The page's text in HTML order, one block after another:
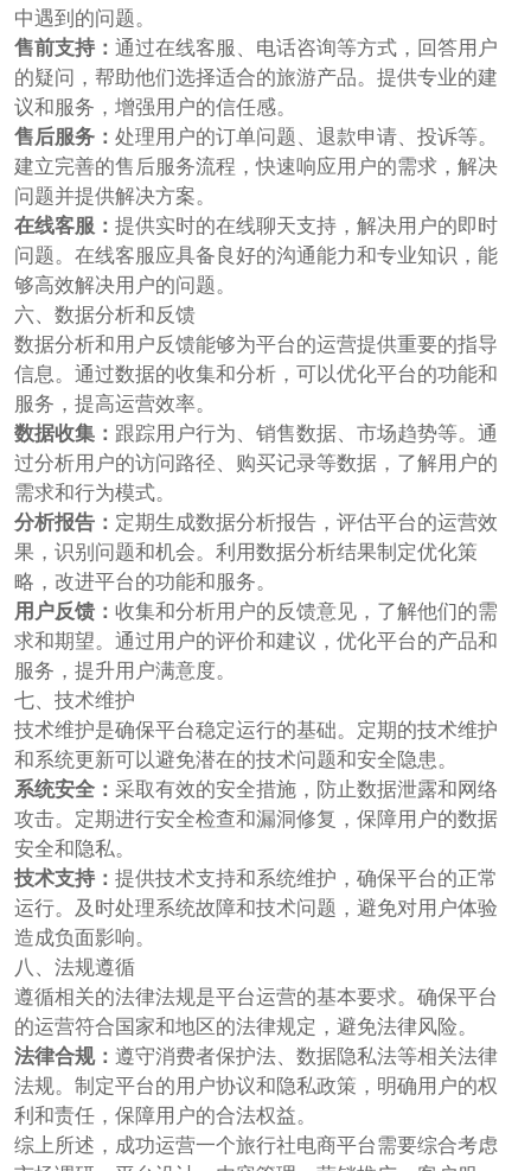
中遇到的问题。
售前支持： 通过在线客服、电话咨询等方式，回答用户
的疑问，帮助他们选择适合的旅游产品。提供专业的建
议和服务，增强用户的信任感。
售后服务： 处理用户的订单问题、退款申请、投诉等。
建立完善的售后服务流程，快速响应用户的需求，解决
问题并提供解决方案。
在线客服： 提供实时的在线聊天支持，解决用户的即时
问题。在线客服应具备良好的沟通能力和专业知识，能
够高效解决用户的问题。
六、数据分析和反馈
数据分析和用户反馈能够为平台的运营提供重要的指导
信息。通过数据的收集和分析，可以优化平台的功能和
服务，提高运营效率。
数据收集： 跟踪用户行为、销售数据、市场趋势等。通
过分析用户的访问路径、购买记录等数据，了解用户的
需求和行为模式。
分析报告： 定期生成数据分析报告，评估平台的运营效
果，识别问题和机会。利用数据分析结果制定优化策
略，改进平台的功能和服务。
用户反馈： 收集和分析用户的反馈意见，了解他们的需
求和期望。通过用户的评价和建议，优化平台的产品和
服务，提升用户满意度。
七、技术维护
技术维护是确保平台稳定运行的基础。定期的技术维护
和系统更新可以避免潜在的技术问题和安全隐患。
系统安全： 采取有效的安全措施，防止数据泄露和网络
攻击。定期进行安全检查和漏洞修复，保障用户的数据
安全和隐私。
技术支持： 提供技术支持和系统维护，确保平台的正常
运行。及时处理系统故障和技术问题，避免对用户体验
造成负面影响。
八、法规遵循
遵循相关的法律法规是平台运营的基本要求。确保平台
的运营符合国家和地区的法律规定，避免法律风险。
法律合规： 遵守消费者保护法、数据隐私法等相关法律
法规。制定平台的用户协议和隐私政策，明确用户的权
利和责任，保障用户的合法权益。
综上所述，成功运营一个旅行社电商平台需要综合考虑